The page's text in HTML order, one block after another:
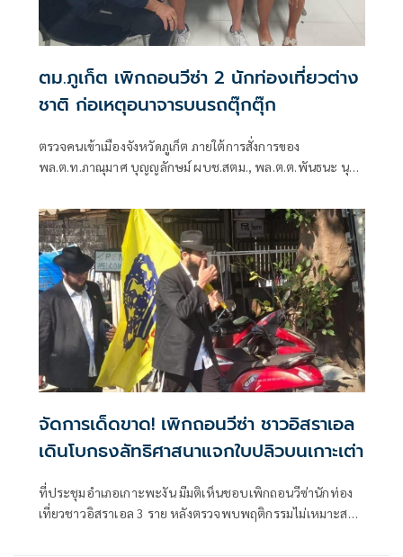
ตม.ภูเก็ต เพิกถอนวีซ่า 2 นักท่องเที่ยวต่าง
ชาติ ก่อเหตุอนาจารบนรถตุ๊กตุ๊ก
ตรวจคนเข้าเมืองจังหวัดภูเก็ต ภายใต้การสั่งการของ
พล.ต.ท.ภาณุมาศ บุญญลักษม์ ผบช.สตม., พล.ต.ต.พันธนะ นุช
ผบช.สตม., พล.ต.ต.ชูธเรศ ยิ่งยงดำรงสกุล ผบก.ตม.6,
พ.ต.อ.ภาณุภาคยณ์ จิตต์ประยูรตี รอง ผบก.ตม.6, พ.ต.อ.ณัฐวุฒิ
แสงเดือน รอง ผบก.ตม.6, พ.ต.อ.เขมชาติ วัฒนนภาเกษม
ผกก.ตม.จว.ภูเก็ต, พ.ต.ท.วิศรุต ละเอียดอ่อง รอง
ผกก.ตม.จว.ภูเก็ต
จัดการเด็ดขาด! เพิกถอนวีซ่า ชาวอิสราเอล
เดินโบกธงลัทธิศาสนาแจกใบปลิวบนเกาะเต่า
ที่ประชุมอำเภอเกาะพะงัน มีมติเห็นชอบเพิกถอนวีซ่านักท่อง
เที่ยวชาวอิสราเอล 3 ราย หลังตรวจพบพฤติกรรมไม่เหมาะสม